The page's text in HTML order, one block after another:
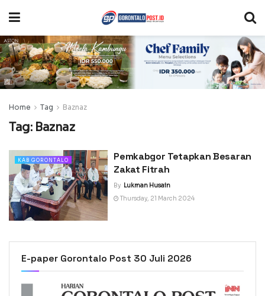
Home Tag Baznaz
Tag: Baznaz
KAB GORONTALO
Pemkabgor Tetapkan Besaran
Zakat Fitrah
By Lukman Husain
Thursday, 21 March 2024
E-paper Gorontalo Post 30 Juli 2026